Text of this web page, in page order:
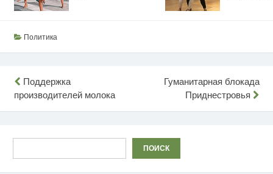
Политика
Навигация
по
Поддержка
производителей молока
Гуманитарная блокада
Приднестровья
ПОИСК